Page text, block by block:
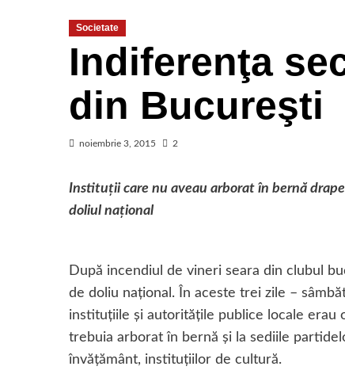
Societate
Indiferenţa
din Bucureşti
noiembrie 3, 2015 2
Instituţii care nu aveau arborat în bernă
doliul naţional
După incendiul de vineri seara din clubul
de doliu naţional. În aceste trei zile –
instituţiile şi autorităţile publice locale erau
trebuia arborat în bernă şi la sediile
învăţământ, instituţiilor de cultură.